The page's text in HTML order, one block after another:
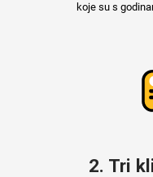
koje su s
2. Tri